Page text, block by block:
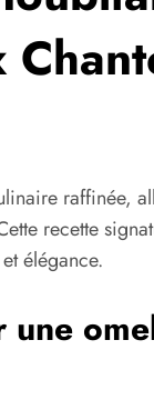
raffinée,
recette
élégance.